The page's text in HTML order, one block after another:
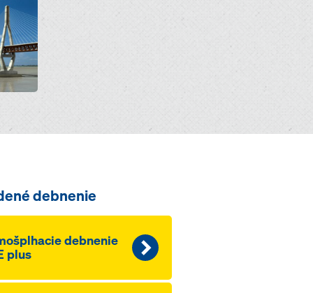
debnenie
debnenie
plus